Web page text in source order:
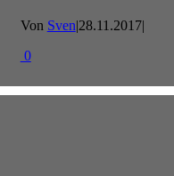
Von Sven|28.11.2017|
0